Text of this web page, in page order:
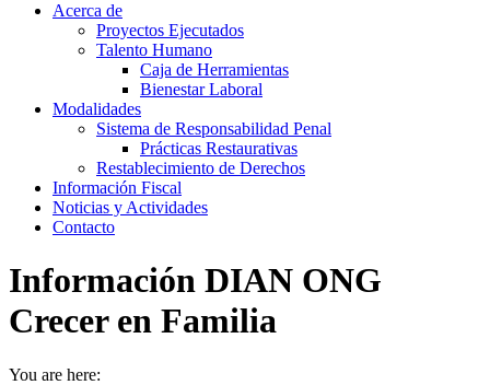
Acerca de
Proyectos Ejecutados
Talento Humano
Caja de Herramientas
Bienestar Laboral
Modalidades
Sistema de Responsabilidad Penal
Prácticas Restaurativas
Restablecimiento de Derechos
Información Fiscal
Noticias y Actividades
Contacto
Información DIAN ONG
Crecer en Familia
You are here: